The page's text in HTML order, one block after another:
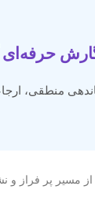
منطقی،
از مسیر پر فراز و